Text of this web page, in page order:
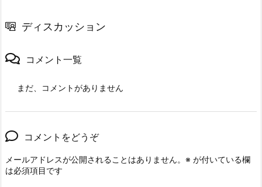
ディスカッション
コメント一覧
まだ、コメントがありません
コメントをどうぞ
メールアドレスが公開されることはありません。 ※ が付いている欄
は必須項目です